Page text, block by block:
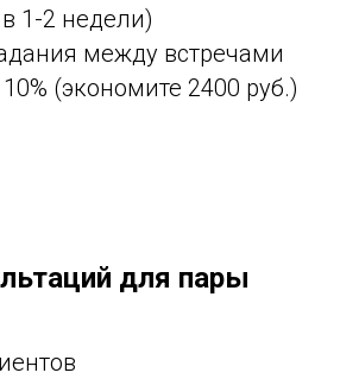
1-2 недели)
между встречами
(экономите 2400 руб.)
для пары